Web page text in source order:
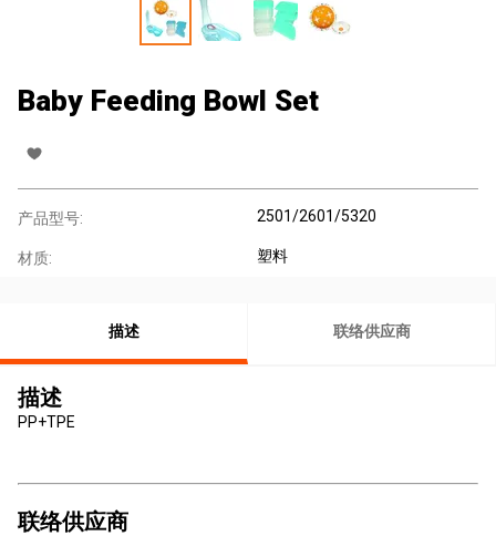
Baby Feeding Bowl Set
产品型号: 2501/2601/5320
材质: 塑料
描述 联络供应商
描述
PP+TPE
联络供应商